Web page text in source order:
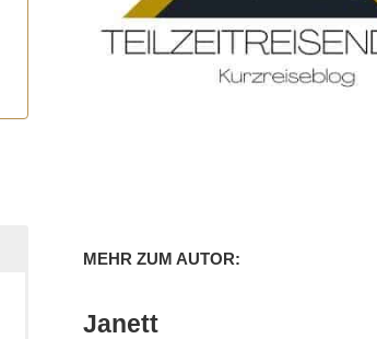
MEHR ZUM AUTOR:
Janett